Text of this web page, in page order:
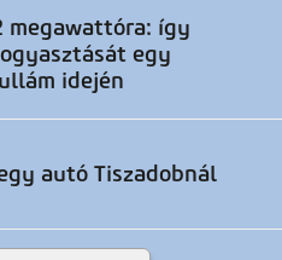
megawattóra: így
egy
idején
autó Tiszadobnál